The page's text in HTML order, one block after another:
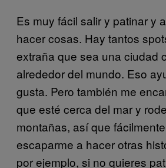
Es muy fácil salir y patinar y
hacer cosas. Hay tantos
extraña que sea una ciudad
alrededor del mundo. Eso
gusta. Pero también me
que esté cerca del mar y
montañas, así que
escaparme a hacer otras
por ejemplo, si no quieres